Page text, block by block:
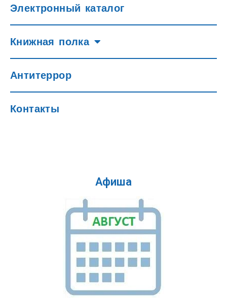
Электронный каталог
Книжная полка
Антитеррор
Контакты
Афиша